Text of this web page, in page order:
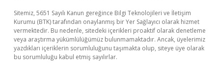
Sitemiz, 5651 Sayılı Kanun gereğince Bilgi Teknolojileri ve İletişim
Kurumu (BTK) tarafından onaylanmış bir Yer Sağlayıcı olarak hizmet
vermektedir. Bu nedenle, sitedeki içerikleri proaktif olarak denetleme
veya araştırma yükümlülüğümüz bulunmamaktadır. Ancak, üyelerimiz
yazdıkları içeriklerin sorumluluğunu taşımakta olup, siteye üye olarak
bu sorumluluğu kabul etmiş sayılırlar.